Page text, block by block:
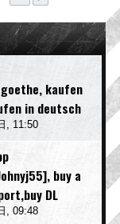
kaufen
in deutsch
, 11:50
buy a
DL
, 09:48